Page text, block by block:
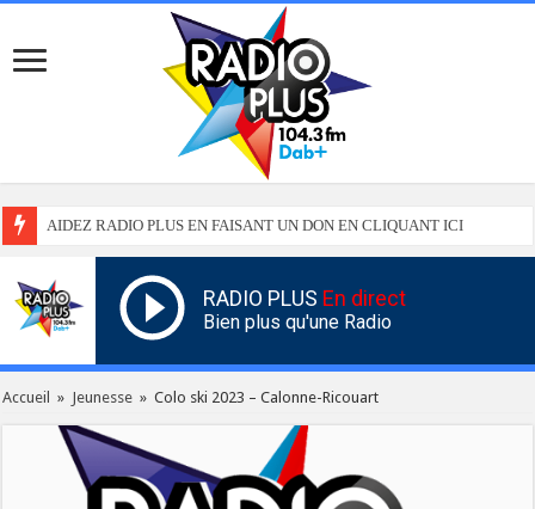
AIDEZ RADIO PLUS EN FAISANT UN DON EN CLIQUANT ICI
RADIO PLUS En direct
Bien plus qu'une Radio
Accueil » Jeunesse » Colo ski 2023 – Calonne-Ricouart